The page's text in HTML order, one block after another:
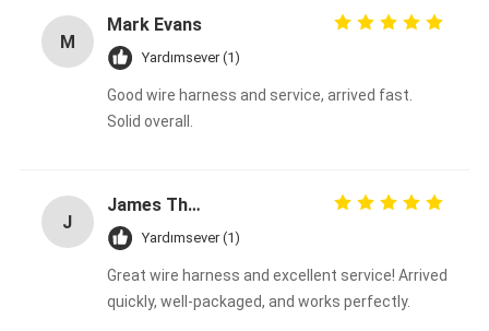
M
Mark Evans
Yardımsever (1)
Good wire harness and service, arrived fast.
Solid overall.
J
James Thompson
Yardımsever (1)
Great wire harness and excellent service! Arrived
quickly, well-packaged, and works perfectly.